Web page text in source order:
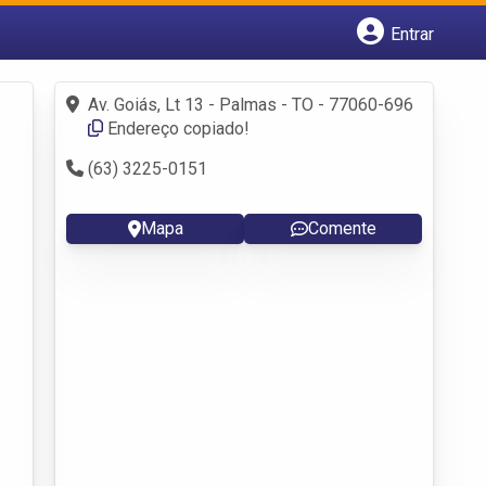
Entrar
Fazer login
Criar conta
Av. Goiás, Lt 13 - Palmas - TO - 77060-696
Endereço copiado!
(63) 3225-0151
Mapa Comente